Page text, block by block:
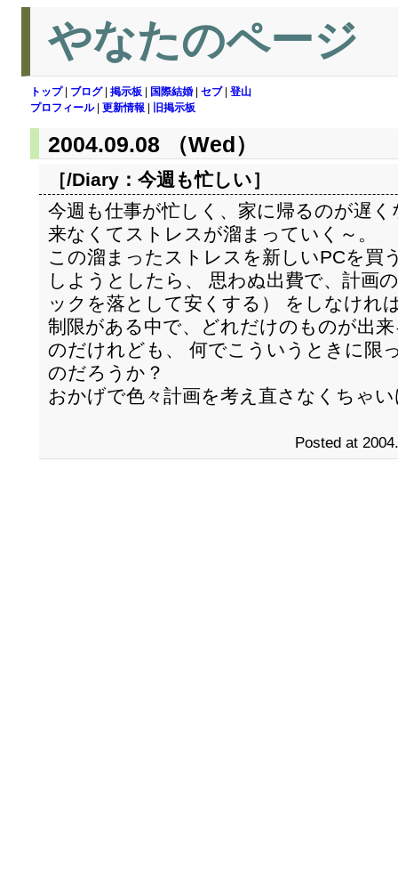
やなたのページ
トップ| ブログ| 掲示板 国際結婚 セブ| 登山
プロフィール| 更新情報 旧掲示板
2004.09.08 （Wed）
［/Diary： 今週も忙しい］
今週も仕事が忙しく、家に帰るのが遅
来なくてストレスが溜まっていく～。
この溜まったストレスを新しいPCを買
しようとしたら、 思わぬ出費で、計画
ックを落として安くする） をしなけれ
制限がある中で、どれだけのものが出
のだけれども、 何でこういうときに限
のだろうか？
おかげで色々計画を考え直さなくちゃ
Posted at